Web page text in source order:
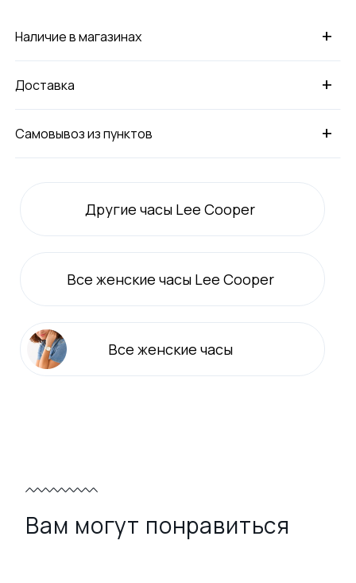
+
Наличие в магазинах
+
Доставка
+
Самовывоз из пунктов
Другие часы Lee Cooper
Все женские часы Lee Cooper
Все женские часы
Вам могут понравиться